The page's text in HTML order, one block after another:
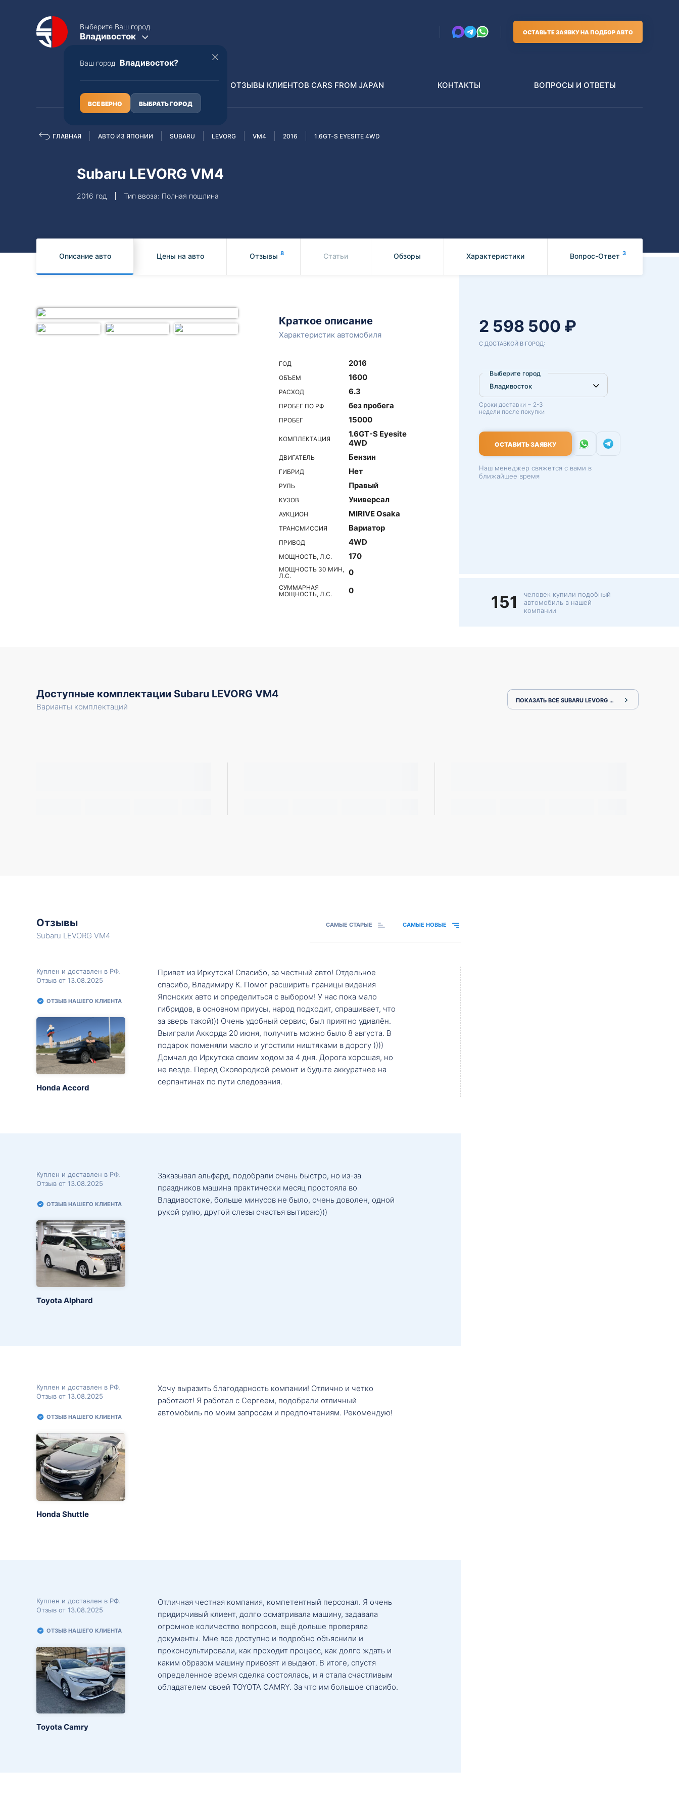
Выберите Ваш город
Владивосток
Ваш город Владивосток?
ВСЕ ВЕРНО ВЫБРАТЬ ГОРОД
ОСТАВЬТЕ ЗАЯВКУ НА ПОДБОР АВТО
Полная пошлина
Subaru
Распилы и конструкторы
ОТЗЫВЫ КЛИЕНТОВ CARS FROM JAPAN КОНТАКТЫ ВОПРОСЫ И ОТВЕТЫ
ГЛАВНАЯ АВТО ИЗ ЯПОНИИ SUBARU LEVORG VM4 2016 1.6GT-S EYESITE 4WD
Subaru LEVORG VM4
2016 год Тип ввоза: Полная пошлина
Описание авто Цены на авто Отзывы 8 Статьи Обзоры Характеристики Вопрос-Ответ 3
Краткое описание
Характеристик автомобиля
ГОД 2016
ОБЪЕМ 1600
РАСХОД 6.3
ПРОБЕГ ПО РФ без пробега
ПРОБЕГ 15000
КОМПЛЕКТАЦИЯ
1.6GT-S Eyesite
4WD
ДВИГАТЕЛЬ Бензин
ГИБРИД Нет
РУЛЬ Правый
КУЗОВ Универсал
АУКЦИОН MIRIVE Osaka
ТРАНСМИССИЯ Вариатор
ПРИВОД 4WD
МОЩНОСТЬ, Л.С. 170
МОЩНОСТЬ 30 МИН,
Л.С.
0
СУММАРНАЯ
МОЩНОСТЬ, Л.С.
0
2 598 500 ₽
С ДОСТАВКОЙ В ГОРОД:
Выберите город
Сроки доставки ~ 2-3
недели после покупки
ОСТАВИТЬ ЗАЯВКУ
Наш менеджер свяжется с вами в
ближайшее время
151
человек купили подобный
автомобиль в нашей
компании
Доступные комплектации Subaru LEVORG VM4
Варианты комплектаций
ПОКАЗАТЬ ВСЕ SUBARU LEVORG VM4
Отзывы
Subaru LEVORG VM4
САМЫЕ СТАРЫЕ САМЫЕ НОВЫЕ
Куплен и доставлен в РФ.
Отзыв от 13.08.2025
ОТЗЫВ НАШЕГО КЛИЕНТА
Honda Accord
Привет из Иркутска! Спасибо, за честный авто! Отдельное
спасибо, Владимиру К. Помог расширить границы видения
Японских авто и определиться с выбором! У нас пока мало
гибридов, в основном приусы, народ подходит, спрашивает, что
за зверь такой))) Очень удобный сервис, был приятно удивлён.
Выиграли Аккорда 20 июня, получить можно было 8 августа. В
подарок поменяли масло и угостили ништяками в дорогу ))))
Домчал до Иркутска своим ходом за 4 дня. Дорога хорошая, но
не везде. Перед Сковородкой ремонт и будьте аккуратнее на
серпантинах по пути следования.
Куплен и доставлен в РФ.
Отзыв от 13.08.2025
ОТЗЫВ НАШЕГО КЛИЕНТА
Toyota Alphard
Заказывал альфард, подобрали очень быстро, но из-за
праздников машина практически месяц простояла во
Владивостоке, больше минусов не было, очень доволен, одной
рукой рулю, другой слезы счастья вытираю)))
Куплен и доставлен в РФ.
Отзыв от 13.08.2025
ОТЗЫВ НАШЕГО КЛИЕНТА
Honda Shuttle
Хочу выразить благодарность компании! Отлично и четко
работают! Я работал с Сергеем, подобрали отличный
автомобиль по моим запросам и предпочтениям. Рекомендую!
Куплен и доставлен в РФ.
Отзыв от 13.08.2025
ОТЗЫВ НАШЕГО КЛИЕНТА
Toyota Camry
Отличная честная компания, компетентный персонал. Я очень
придирчивый клиент, долго осматривала машину, задавала
огромное количество вопросов, ещё дольше проверяла
документы. Мне все доступно и подробно объяснили и
проконсультировали, как проходит процесс, как долго ждать и
каким образом машину привозят и выдают. В итоге, спустя
определенное время сделка состоялась, и я стала счастливым
обладателем своей TOYOTA CAMRY. За что им большое спасибо.